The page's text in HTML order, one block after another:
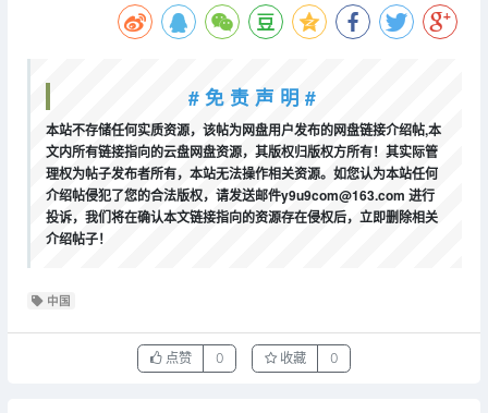
# 免 责 声 明 #
本站不存储任何实质资源，该帖为网盘用户发布的网盘链接介绍帖,本
文内所有链接指向的云盘网盘资源，其版权归版权方所有！其实际管
理权为帖子发布者所有，本站无法操作相关资源。如您认为本站任何
介绍帖侵犯了您的合法版权，请发送邮件y9u9com@163.com 进行
投诉，我们将在确认本文链接指向的资源存在侵权后，立即删除相关
介绍帖子！
中国
点赞 0 收藏 0